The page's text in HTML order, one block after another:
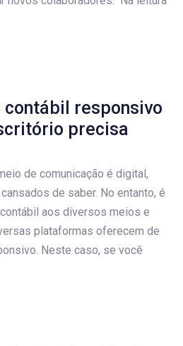
contábil responsivo
precisa
de comunicação é digital,
de saber. No entanto, é
aos diversos meios e
plataformas oferecem de
Neste caso, se você